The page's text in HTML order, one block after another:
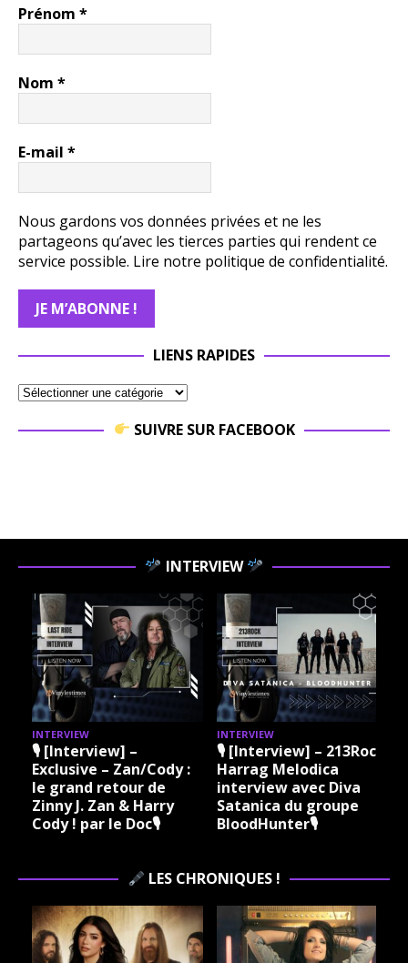
Prénom *
Nom *
E-mail *
Nous gardons vos données privées et ne les
partageons qu’avec les tierces parties qui rendent ce
service possible. Lire notre politique de confidentialité.
LIENS RAPIDES
SUIVRE SUR FACEBOOK
INTERVIEW
INTERVIEW
🎙 [Interview] –
Exclusive – Zan/Cody :
le grand retour de
Zinny J. Zan & Harry
Cody ! par le Doc🎙
INTERVIEW
🎙 [Interview] – 213Rock
Harrag Melodica
interview avec Diva
Satanica du groupe
BloodHunter🎙
LES CHRONIQUES !